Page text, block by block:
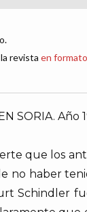
revista en
SORIA. Año
que los
no haber
Schindler